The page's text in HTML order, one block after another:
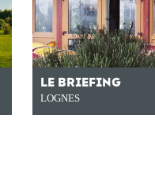
LE BRIEFING
LOGNES